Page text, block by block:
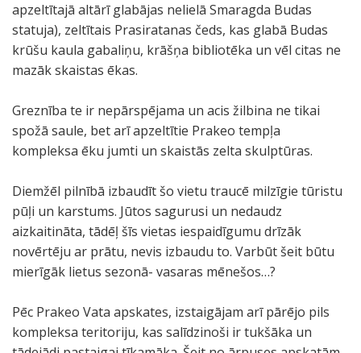
apzeltītajā altārī glabājas nelielā Smaragda Budas
statuja), zeltītais Prasiratanas čeds, kas glabā Budas
krūšu kaula gabaliņu, krāšņa bibliotēka un vēl citas ne
mazāk skaistas ēkas.
Greznība te ir nepārspējama un acis žilbina ne tikai
spožā saule, bet arī apzeltītie Prakeo tempļa
kompleksa ēku jumti un skaistās zelta skulptūras.
Diemžēl pilnībā izbaudīt šo vietu traucē milzīgie tūristu
pūļi un karstums. Jūtos sagurusi un nedaudz
aizkaitināta, tādēļ šīs vietas iespaidīgumu drīzāk
novērtēju ar prātu, nevis izbaudu to. Varbūt šeit būtu
mierīgāk lietus sezonā- vasaras mēnešos…?
Pēc Prakeo Vata apskates, izstaigājam arī pārējo pils
kompleksa teritoriju, kas salīdzinoši ir tukšāka un